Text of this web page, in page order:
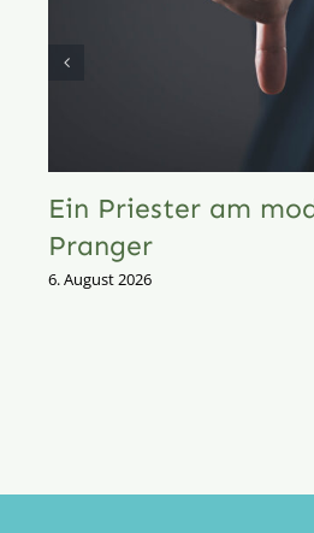
Ein Priester am
Pranger
6. August 2026